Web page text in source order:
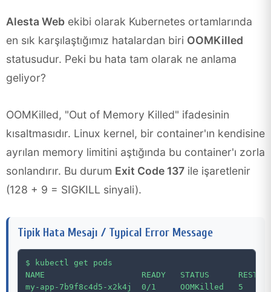
Alesta Web ekibi olarak Kubernetes ortamlarında
en sık karşılaştığımız hatalardan biri OOMKilled
statusudur. Peki bu hata tam olarak ne anlama
geliyor?
OOMKilled, "Out of Memory Killed" ifadesinin
kısaltmasıdır. Linux kernel, bir container'ın kendisine
ayrılan memory limitini aştığında bu container'ı zorla
sonlandırır. Bu durum Exit Code 137 ile işaretlenir
(128 + 9 = SIGKILL sinyali).
Tipik Hata Mesajı / Typical Error Message
$ kubectl get pods
NAME                    READY   STATUS
my-app-7b9f8c4d5-x2k4j  0/1     OOMKilled   5